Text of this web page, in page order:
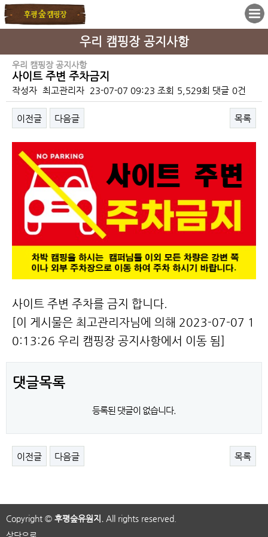
우리 캠핑장 공지사항
우리 캠핑장 공지사항
사이트 주변 주차금지
작성자 최고관리자 23-07-07 09:23 조회 5,529회 댓글 0건
이전글 다음글 목록
본문
사이트 주변 주차를 금지 합니다.
[이 게시물은 최고관리자님에 의해 2023-07-07 1
0:13:26 우리 캠핑장 공지사항에서 이동 됨]
댓글목록
등록된 댓글이 없습니다.
이전글 다음글 목록
Copyright © 후평숲유원지.
All rights reserved.